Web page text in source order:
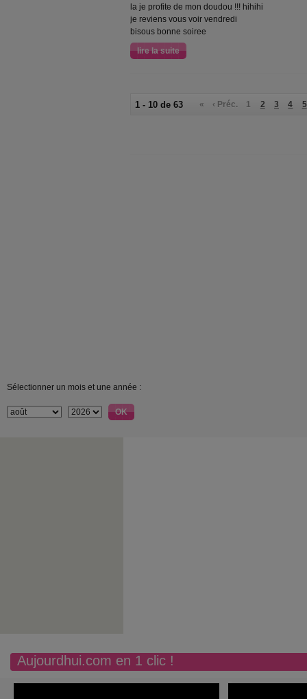
la je profite de mon doudou !!! hihihi
je reviens vous voir vendredi
bisous bonne soiree
lire la suite
1 - 10 de 63 « ‹ Préc. 1 2 3 4 5
Sélectionner un mois et une année :
Aujourdhui.com en 1 clic !